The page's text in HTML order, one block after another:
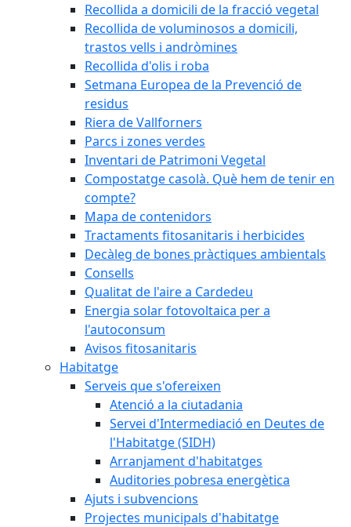
Recollida a domicili de la fracció vegetal
Recollida de voluminosos a domicili,
trastos vells i andròmines
Recollida d'olis i roba
Setmana Europea de la Prevenció de
residus
Riera de Vallforners
Parcs i zones verdes
Inventari de Patrimoni Vegetal
Compostatge casolà. Què hem de tenir en
compte?
Mapa de contenidors
Tractaments fitosanitaris i herbicides
Decàleg de bones pràctiques ambientals
Consells
Qualitat de l'aire a Cardedeu
Energia solar fotovoltaica per a
l'autoconsum
Avisos fitosanitaris
Habitatge
Serveis que s'ofereixen
Atenció a la ciutadania
Servei d'Intermediació en Deutes de
l'Habitatge (SIDH)
Arranjament d'habitatges
Auditories pobresa energètica
Ajuts i subvencions
Projectes municipals d'habitatge